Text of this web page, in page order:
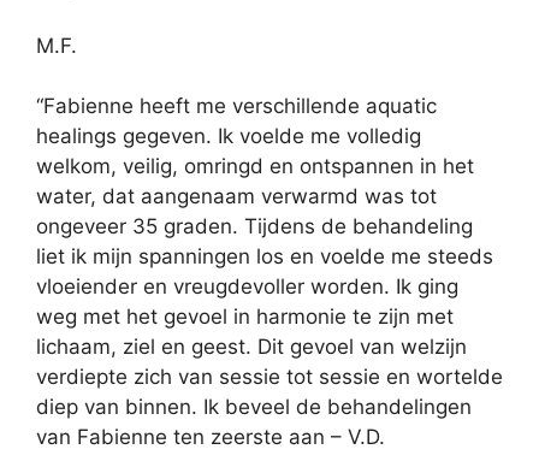
M.F.
“Fabienne heeft me verschillende aquatic
healings gegeven. Ik voelde me volledig
welkom, veilig, omringd en ontspannen in het
water, dat aangenaam verwarmd was tot
ongeveer 35 graden. Tijdens de behandeling
liet ik mijn spanningen los en voelde me steeds
vloeiender en vreugdevoller worden. Ik ging
weg met het gevoel in harmonie te zijn met
lichaam, ziel en geest. Dit gevoel van welzijn
verdiepte zich van sessie tot sessie en wortelde
diep van binnen. Ik beveel de behandelingen
van Fabienne ten zeerste aan – V.D.